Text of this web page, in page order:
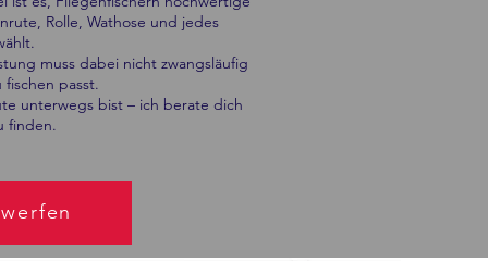
Rolle, Wathose und jedes
muss dabei nicht zwangsläufig
passt.
unterwegs bist – ich berate dich
finden.